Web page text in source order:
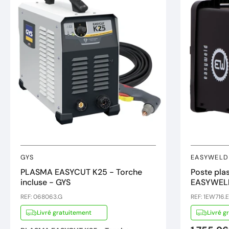
GYS
PLASMA EASYCUT K25 - Torche
incluse - GYS
REF: 068063.G
Livré gratuitement
EASYWELD
Poste
REF:
Livré